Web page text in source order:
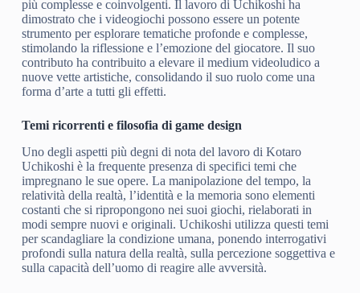
più complesse e coinvolgenti. Il lavoro di Uchikoshi ha
dimostrato che i videogiochi possono essere un potente
strumento per esplorare tematiche profonde e complesse,
stimolando la riflessione e l’emozione del giocatore. Il suo
contributo ha contribuito a elevare il medium videoludico a
nuove vette artistiche, consolidando il suo ruolo come una
forma d’arte a tutti gli effetti.
Temi ricorrenti e filosofia di game design
Uno degli aspetti più degni di nota del lavoro di Kotaro
Uchikoshi è la frequente presenza di specifici temi che
impregnano le sue opere. La manipolazione del tempo, la
relatività della realtà, l’identità e la memoria sono elementi
costanti che si ripropongono nei suoi giochi, rielaborati in
modi sempre nuovi e originali. Uchikoshi utilizza questi temi
per scandagliare la condizione umana, ponendo interrogativi
profondi sulla natura della realtà, sulla percezione soggettiva e
sulla capacità dell’uomo di reagire alle avversità.